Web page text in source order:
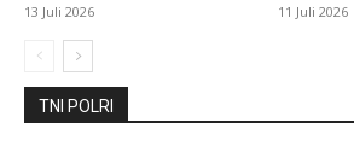
13 Juli 2026 11 Juli 2026
TNI POLRI